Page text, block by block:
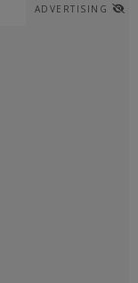
ADVERTISING